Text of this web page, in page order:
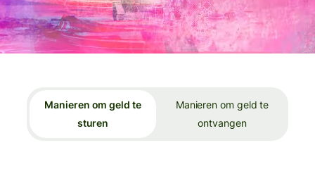
Manieren om geld te
sturen
Manieren om geld te
ontvangen